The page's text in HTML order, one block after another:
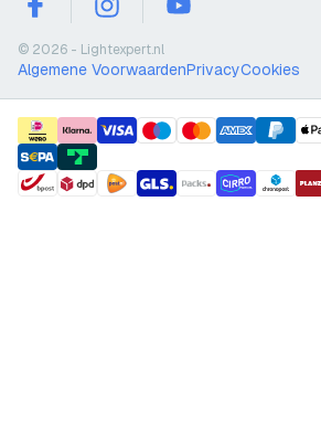
facebookinstagramyoutube
© 2026 - Lightexpert.nl
Algemene VoorwaardenPrivacyCookies
payment methods
shipment methods